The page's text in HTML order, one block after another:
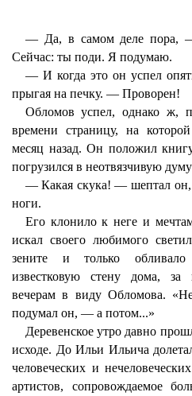
— Да, в самом деле пора,
Сейчас: ты поди. Я подумаю.
— И когда это он успел
прыгая на печку. — Проворен!
Обломов успел, однако ж,
времени страницу, на
месяц назад. Он положил
погрузился в неотвязчивую
— Какая скука! — шептал он,
ноги.
Его клонило к неге и
искал своего любимого
зените и только обливало
известковую стену дома, за
вечерам в виду Обломова.
подумал он, — а потом...»
Деревенское утро давно
исходе. До Ильи Ильича
человеческих и
артистов, сопровождаемое